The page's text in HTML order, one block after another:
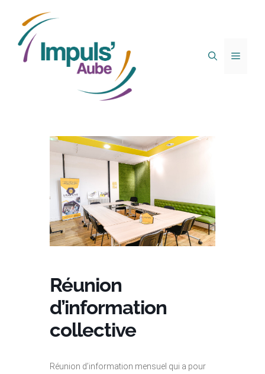
Réunion
d’information
collective
Réunion d’information mensuel qui a pour